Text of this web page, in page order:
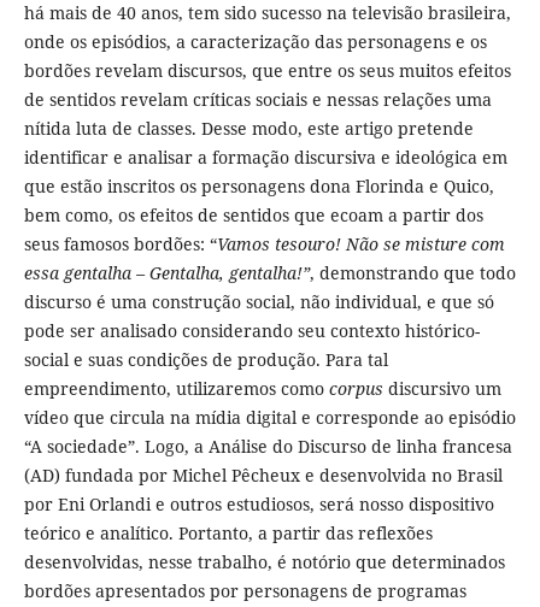
há mais de 40 anos, tem sido sucesso na televisão brasileira,
onde os episódios, a caracterização das personagens e os
bordões revelam discursos, que entre os seus muitos efeitos
de sentidos revelam críticas sociais e nessas relações uma
nítida luta de classes. Desse modo, este artigo pretende
identificar e analisar a formação discursiva e ideológica em
que estão inscritos os personagens dona Florinda e Quico,
bem como, os efeitos de sentidos que ecoam a partir dos
seus famosos bordões: “Vamos tesouro! Não se misture com
essa gentalha – Gentalha, gentalha!”, demonstrando que todo
discurso é uma construção social, não individual, e que só
pode ser analisado considerando seu contexto histórico-
social e suas condições de produção. Para tal
empreendimento, utilizaremos como corpus discursivo um
vídeo que circula na mídia digital e corresponde ao episódio
“A sociedade”. Logo, a Análise do Discurso de linha francesa
(AD) fundada por Michel Pêcheux e desenvolvida no Brasil
por Eni Orlandi e outros estudiosos, será nosso dispositivo
teórico e analítico. Portanto, a partir das reflexões
desenvolvidas, nesse trabalho, é notório que determinados
bordões apresentados por personagens de programas